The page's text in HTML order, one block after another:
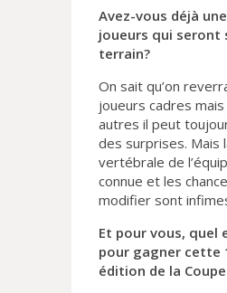
Avez-vous déjà
joueurs qui seront
terrain?
On sait qu’on
joueurs cadres
autres il peut
des surprises. Mais
vertébrale de
connue et les
modifier sont
Et pour vous, quel
pour gagner cette
édition de la